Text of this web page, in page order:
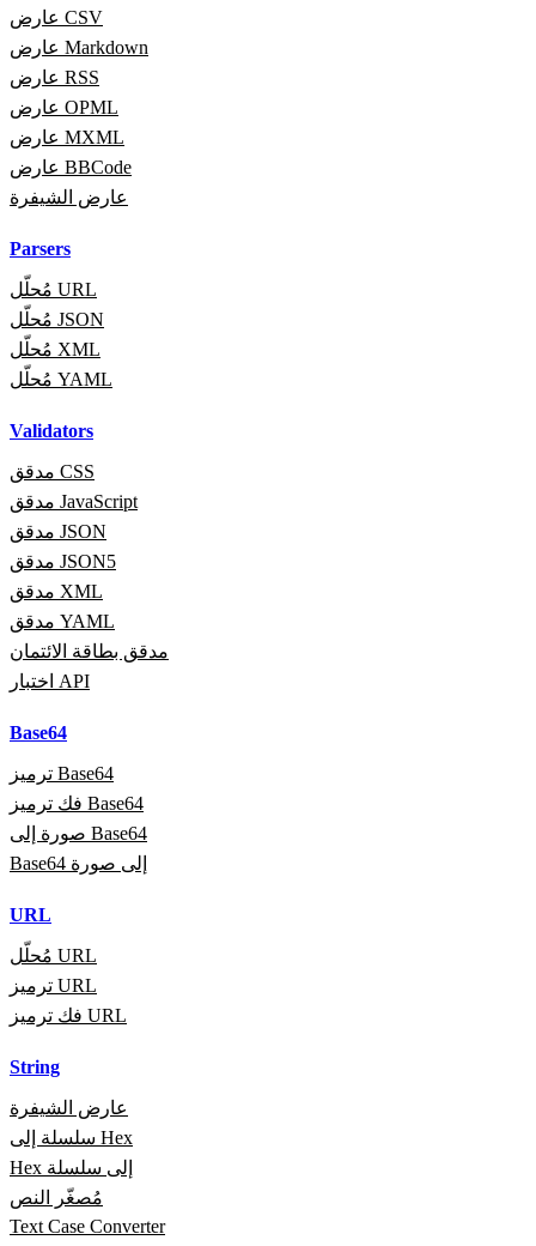
عارض CSV
عارض Markdown
عارض RSS
عارض OPML
عارض MXML
عارض BBCode
عارض الشيفرة
Parsers
مُحلّل URL
مُحلّل JSON
مُحلّل XML
مُحلّل YAML
Validators
مدقق CSS
مدقق JavaScript
مدقق JSON
مدقق JSON5
مدقق XML
مدقق YAML
مدقق بطاقة الائتمان
اختبار API
Base64
ترميز Base64
فك ترميز Base64
صورة إلى Base64
Base64 إلى صورة
URL
مُحلّل URL
ترميز URL
فك ترميز URL
String
عارض الشيفرة
سلسلة إلى Hex
Hex إلى سلسلة
مُصغّر النص
Text Case Converter